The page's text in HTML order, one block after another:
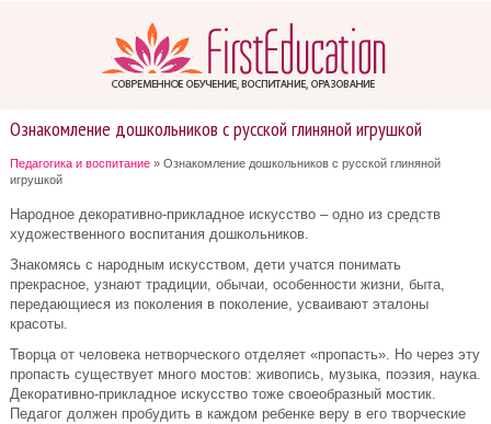
Ознакомление дошкольников с русской глиняной игрушкой
Педагогика и воспитание » Ознакомление дошкольников с русской глиняной
игрушкой
Народное декоративно-прикладное искусство – одно из средств
художественного воспитания дошкольников.
Знакомясь с народным искусством, дети учатся понимать
прекрасное, узнают традиции, обычаи, особенности жизни, быта,
передающиеся из поколения в поколение, усваивают эталоны
красоты.
Творца от человека нетворческого отделяет «пропасть». Но через эту
пропасть существует много мостов: живопись, музыка, поэзия, наука.
Декоративно-прикладное искусство тоже своеобразный мостик.
Педагог должен пробудить в каждом ребенке веру в его творческие